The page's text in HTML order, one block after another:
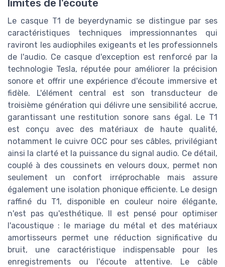
limites de l'écoute
Le casque T1 de beyerdynamic se distingue par ses
caractéristiques techniques impressionnantes qui
raviront les audiophiles exigeants et les professionnels
de l'audio. Ce casque d'exception est renforcé par la
technologie Tesla, réputée pour améliorer la précision
sonore et offrir une expérience d'écoute immersive et
fidèle. L'élément central est son transducteur de
troisième génération qui délivre une sensibilité accrue,
garantissant une restitution sonore sans égal. Le T1
est conçu avec des matériaux de haute qualité,
notamment le cuivre OCC pour ses câbles, privilégiant
ainsi la clarté et la puissance du signal audio. Ce détail,
couplé à des coussinets en velours doux, permet non
seulement un confort irréprochable mais assure
également une isolation phonique efficiente. Le design
raffiné du T1, disponible en couleur noire élégante,
n'est pas qu'esthétique. Il est pensé pour optimiser
l'acoustique : le mariage du métal et des matériaux
amortisseurs permet une réduction significative du
bruit, une caractéristique indispensable pour les
enregistrements ou l'écoute attentive. Le câble